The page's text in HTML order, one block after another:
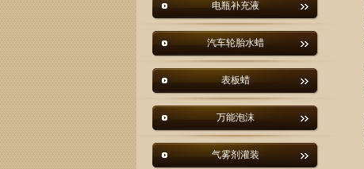
电瓶补充液
汽车轮胎水蜡
表板蜡
万能泡沫
气雾剂灌装